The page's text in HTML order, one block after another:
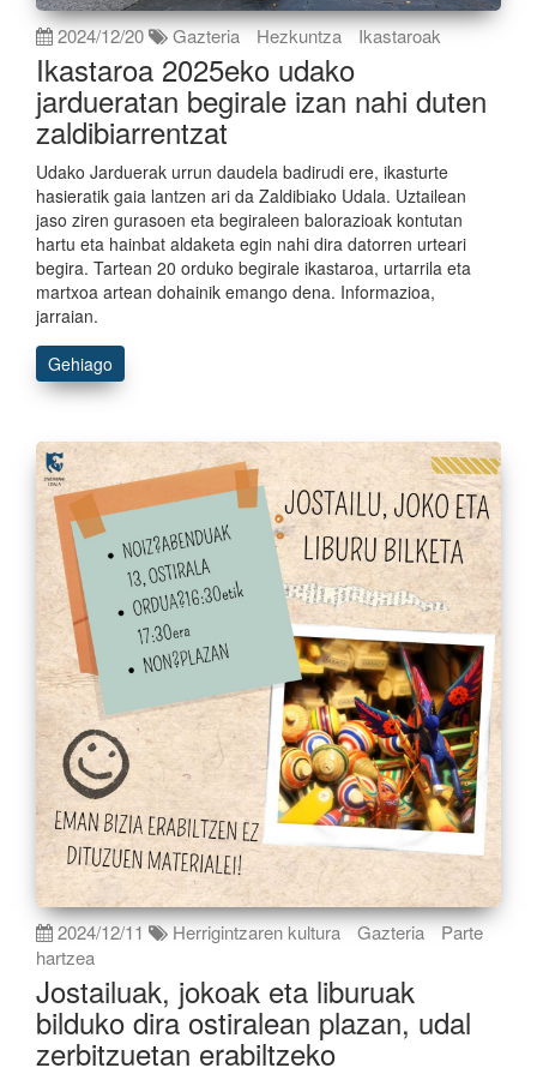
2024/12/20 Gazteria Hezkuntza Ikastaroak
Ikastaroa 2025eko udako
jardueratan begirale izan nahi duten
zaldibiarrentzat
Udako Jarduerak urrun daudela badirudi ere, ikasturte
hasieratik gaia lantzen ari da Zaldibiako Udala. Uztailean
jaso ziren gurasoen eta begiraleen balorazioak kontutan
hartu eta hainbat aldaketa egin nahi dira datorren urteari
begira. Tartean 20 orduko begirale ikastaroa, urtarrila eta
martxoa artean dohainik emango dena. Informazioa,
jarraian.
Gehiago
2024/12/11 Herrigintzaren kultura Gazteria
Parte
hartzea
Jostailuak, jokoak eta liburuak
bilduko dira ostiralean plazan, udal
zerbitzuetan erabiltzeko